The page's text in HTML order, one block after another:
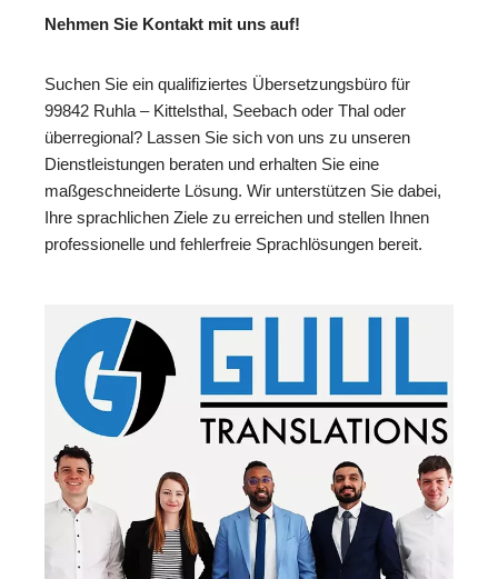
Nehmen Sie Kontakt mit uns auf!
Suchen Sie ein qualifiziertes Übersetzungsbüro für
99842 Ruhla – Kittelsthal, Seebach oder Thal oder
überregional? Lassen Sie sich von uns zu unseren
Dienstleistungen beraten und erhalten Sie eine
maßgeschneiderte Lösung. Wir unterstützen Sie dabei,
Ihre sprachlichen Ziele zu erreichen und stellen Ihnen
professionelle und fehlerfreie Sprachlösungen bereit.